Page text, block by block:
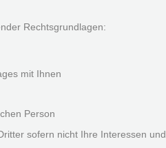
Rechtsgrundlagen:
mit Ihnen
Person
sofern nicht Ihre Interessen und